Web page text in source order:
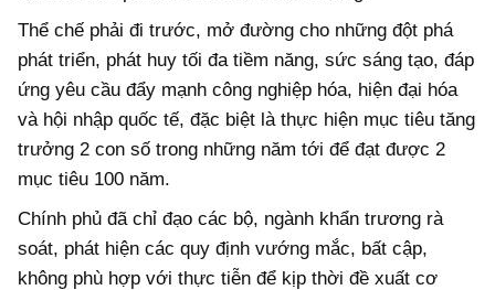
Thể chế phải đi trước, mở đường cho những đột phá
phát triển, phát huy tối đa tiềm năng, sức sáng tạo, đáp
ứng yêu cầu đẩy mạnh công nghiệp hóa, hiện đại hóa
và hội nhập quốc tế, đặc biệt là thực hiện mục tiêu tăng
trưởng 2 con số trong những năm tới để đạt được 2
mục tiêu 100 năm.
Chính phủ đã chỉ đạo các bộ, ngành khẩn trương rà
soát, phát hiện các quy định vướng mắc, bất cập,
không phù hợp với thực tiễn để kịp thời đề xuất cơ